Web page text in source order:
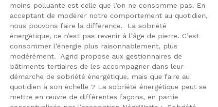
moins polluante est celle que l’on ne consomme pas. En
acceptant de modérer notre comportement au quotidien,
nous pouvons faire la différence. La sobriété
énergétique, ce n’est pas revenir à l’âge de pierre. C’est
consommer l’énergie plus raisonnablement, plus
modérément. Agrid propose aux gestionnaires de
bâtiments tertiaires de les accompagner dans leur
démarche de sobriété énergétique, mais que faire au
quotidien à son échelle ? La sobriété énergétique peut se
mettre en œuvre de différentes façons, en partie